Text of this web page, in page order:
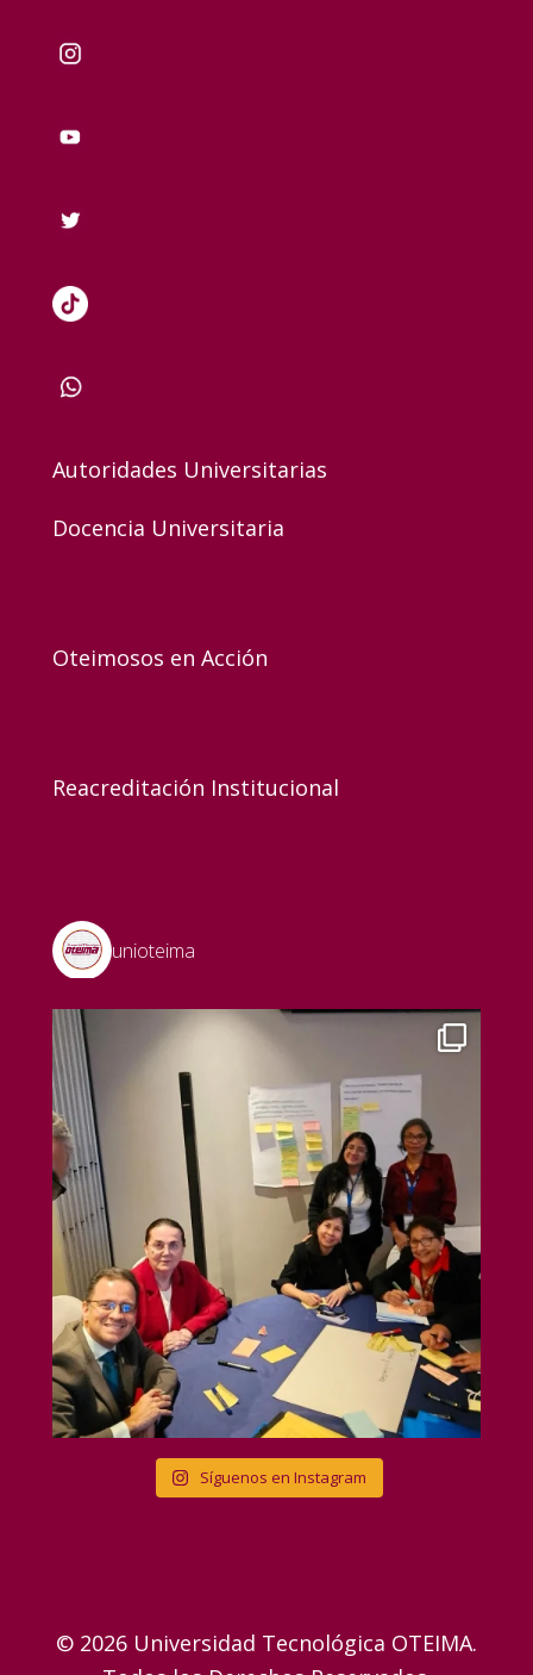
Autoridades Universitarias
Docencia Universitaria
Oteimosos en Acción
Reacreditación Institucional
unioteima
Síguenos en Instagram
© 2026 Universidad Tecnológica OTEIMA.